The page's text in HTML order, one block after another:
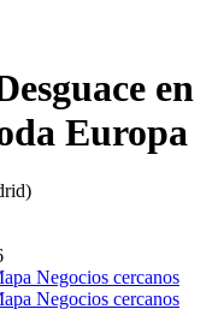
en
Europa
Negocios cercanos
Negocios cercanos